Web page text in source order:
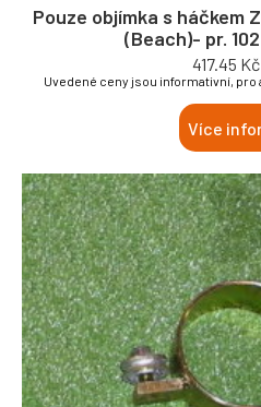
Pouze objímka s háčkem
(Beach)- pr.
417.45 Kč
Uvedené ceny jsou informativní, pro
Více